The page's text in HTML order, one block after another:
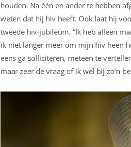
houden. Na één en ander te hebben
weten dat hij hiv heeft. Ook laat hij
tweede hiv-jubileum. “Ik heb alleen
ik niet langer meer om mijn hiv heen
eens ga solliciteren, meteen te
maar zeer de vraag of ik wel bij zo’n